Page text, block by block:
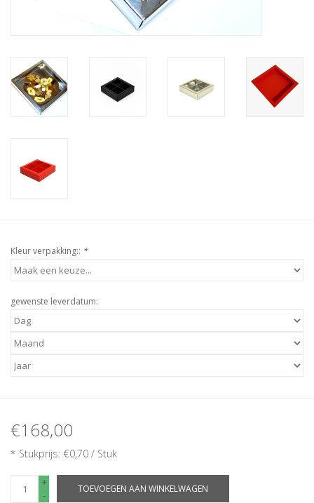
Kleur verpakking:: *
gewenste leverdatum:
€168,00
* Stukprijs: €0,70 / Stuk
+
-
TOEVOEGEN AAN WINKELWAGEN